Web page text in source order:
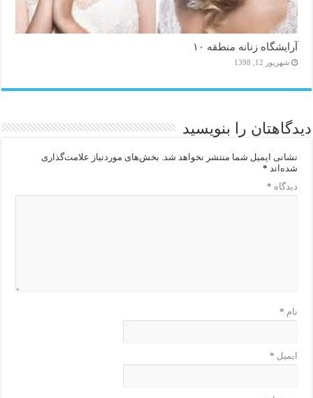
آرایشگاه زنانه منطقه ۱۰
شهریور 12, 1398
دیدگاهتان را بنویسید
نشانی ایمیل شما منتشر نخواهد شد. بخش‌های موردنیاز علامت‌گذاری
شده‌اند *
دیدگاه *
نام *
ایمیل *